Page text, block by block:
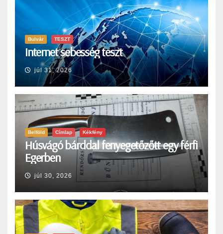
Bulvár TESZT
Internet sebesség teszt
júl 31, 2026
Belföld Címlap Kékfény
Húsvágó bárddal fenyegetőzőtt egy férfi
Egerben
júl 30, 2026